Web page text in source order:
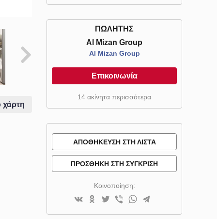
ΠΩΛΗΤΉΣ
Al Mizan Group
Al Mizan Group
Επικοινωνία
14 ακίνητα περισσότερα
ΑΠΟΘΉΚΕΥΣΗ ΣΤΗ ΛΊΣΤΑ
ΠΡΟΣΘΉΚΗ ΣΤΗ ΣΎΓΚΡΙΣΗ
Κοινοποίηση: